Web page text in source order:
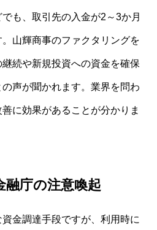
も、取引先の入金が2～3か月
山輝商事のファクタリングを
続や新規投資への資金を確保
声が聞かれます。業界を問わ
に効果があることが分かりま
融庁の注意喚起
金調達手段ですが、利用時に